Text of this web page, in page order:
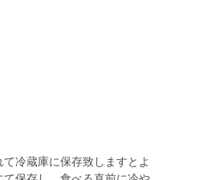
冷蔵庫に保存致しますとよ